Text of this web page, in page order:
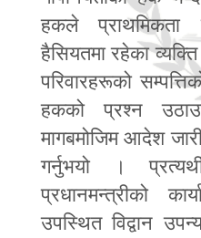
हकले प्राथमिकता
हैसियतमा रहेका
परिवारहरूको
हकको प्रश्न
मागबमोजिम आदेश
गर्नुभयो ।
प्रधानमन्त्रीको
उपस्थित विद्वान